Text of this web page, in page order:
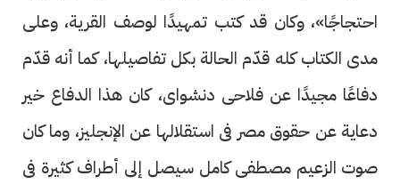
احتجاجًا»، وكان قد كتب تمهيدًا لوصف القرية، وعلى
مدى الكتاب كله قدّم الحالة بكل تفاصيلها، كما أنه قدّم
دفاعًا مجيدًا عن فلاحى دنشواى، كان هذا الدفاع خير
دعاية عن حقوق مصر فى استقلالها عن الإنجليز، وما كان
صوت الزعيم مصطفى كامل سيصل إلى أطراف كثيرة فى